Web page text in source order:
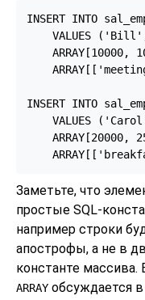
INSERT INTO
VALUES
ARRAY[10000,
INSERT INTO
VALUES
ARRAY[20000,
Заметьте, что
простые SQL-
например строки
апострофы, а не в
константе массива.
ARRAY обсуждается в